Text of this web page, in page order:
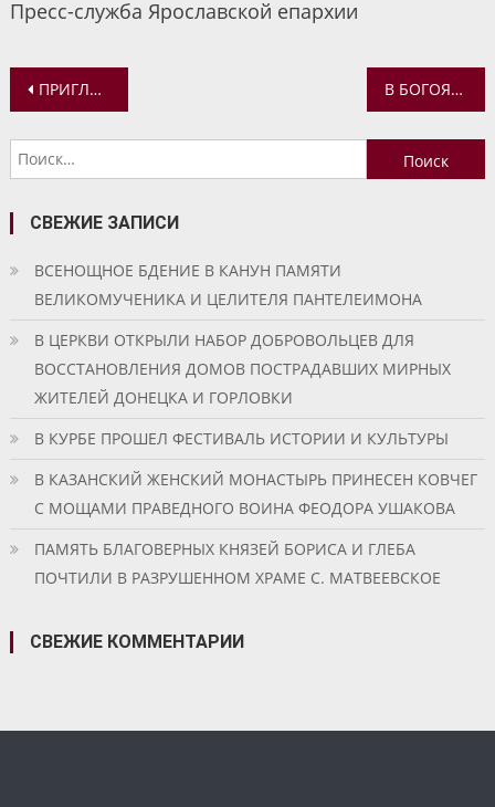
Пресс-служба Ярославской епархии
Навигация
по
записям
ПРИГЛАШАЕМ НА ВЫСТАВКУ «ВЗГЛЯД НА РУССКУЮ ЛИТЕРАТУРУ» В БОГОЯВЛЕНСКОМ МОНАСТЫРЕ Г. УГЛИЧА СОСТОЯЛОСЬ ПРОСЛАВЛЕНИЕ МОЩЕЙ ПРЕПОДОБНОМУЧЕНИЦЫ АНАСТАСИИ УГЛИЧСКОЙ
Найти:
СВЕЖИЕ ЗАПИСИ
ВСЕНОЩНОЕ БДЕНИЕ В КАНУН ПАМЯТИ
ВЕЛИКОМУЧЕНИКА И ЦЕЛИТЕЛЯ ПАНТЕЛЕИМОНА
В ЦЕРКВИ ОТКРЫЛИ НАБОР ДОБРОВОЛЬЦЕВ ДЛЯ
ВОССТАНОВЛЕНИЯ ДОМОВ ПОСТРАДАВШИХ МИРНЫХ
ЖИТЕЛЕЙ ДОНЕЦКА И ГОРЛОВКИ
В КУРБЕ ПРОШЕЛ ФЕСТИВАЛЬ ИСТОРИИ И КУЛЬТУРЫ
В КАЗАНСКИЙ ЖЕНСКИЙ МОНАСТЫРЬ ПРИНЕСЕН КОВЧЕГ
С МОЩАМИ ПРАВЕДНОГО ВОИНА ФЕОДОРА УШАКОВА
ПАМЯТЬ БЛАГОВЕРНЫХ КНЯЗЕЙ БОРИСА И ГЛЕБА
ПОЧТИЛИ В РАЗРУШЕННОМ ХРАМЕ С. МАТВЕЕВСКОЕ
СВЕЖИЕ КОММЕНТАРИИ